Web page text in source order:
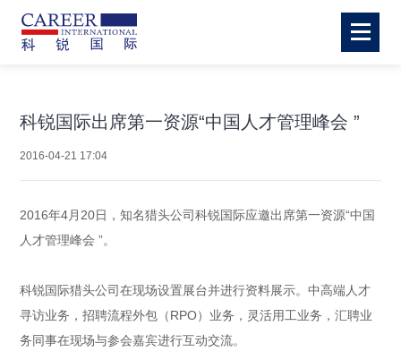
科锐国际出席第一资源“中国人才管理峰会 ”
2016-04-21 17:04
2016年4月20日，知名猎头公司科锐国际应邀出席第一资源“中国
人才管理峰会 ”。
科锐国际猎头公司在现场设置展台并进行资料展示。中高端人才
寻访业务，招聘流程外包（RPO）业务，灵活用工业务，汇聘业
务同事在现场与参会嘉宾进行互动交流。